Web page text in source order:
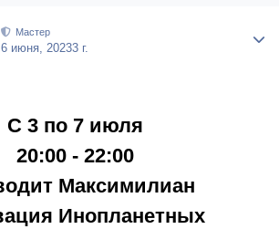
Мастер
6 июня, 20233 г.
С 3 по 7 июля
20:00 - 22:00
Максимилиан
Инопланетных